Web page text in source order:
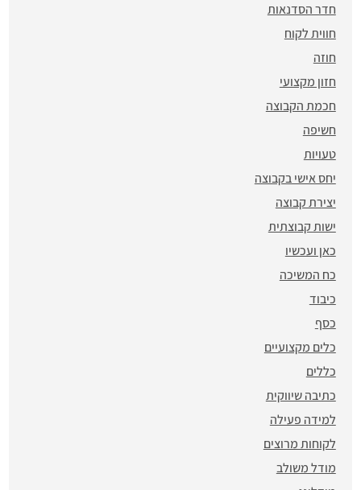
חדר הסדנאות
חווית לקוח
חוזה
חזון מקצועי
חכמת הקבוצה
חשיפה
טעויות
יחס אישי בקבוצה
יצירת קבוצה
ישות קבוצתית
כאן ועכשיו
כח המשיכה
כיבוד
כסף
כלים מקצועיים
כללים
כתיבה שיווקית
למידה פעילה
לקוחות מרוצים
מודל משולב